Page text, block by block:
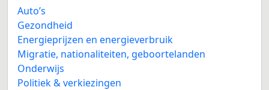
Auto’s
Gezondheid
Energieprijzen en energieverbruik
Migratie, nationaliteiten, geboortelanden
Onderwijs
Politiek & verkiezingen